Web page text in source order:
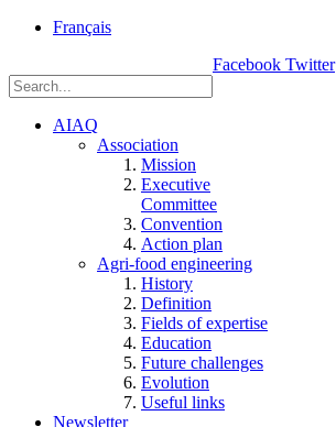
Français
Facebook Twitter
AIAQ
Association
Mission
Executive
Committee
Convention
Action plan
Agri-food engineering
History
Definition
Fields of expertise
Education
Future challenges
Evolution
Useful links
Newsletter
Einstein, Québec
G1P